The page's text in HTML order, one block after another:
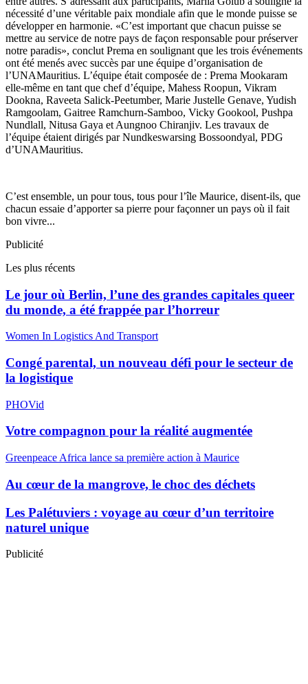
nécessité d’une véritable paix mondiale afin que le monde puisse se
développer en harmonie. «C’est important que chacun puisse se
mettre au service de notre pays de façon responsable pour préserver
notre paradis», conclut Prema en soulignant que les trois événements
ont été menés avec succès par une équipe d’organisation de
l’UNAMauritius. L’équipe était composée de : Prema Mookaram
elle-même en tant que chef d’équipe, Mahess Roopun, Vikram
Dookna, Raveeta Salick-Peetumber, Marie Justelle Genave, Yudish
Ramgoolam, Gaitree Ramchurn-Samboo, Vicky Gookool, Pushpa
Nundlall, Nitusa Gaya et Aungnoo Chiranjiv. Les travaux de
l’équipe étaient dirigés par Nundkeswarsing Bossoondyal, PDG
d’UNAMauritius.
C’est ensemble, un pour tous, tous pour l’île Maurice, disent-ils, que
chacun essaie d’apporter sa pierre pour façonner un pays où il fait
bon vivre...
Publicité
Les plus récents
Le jour où Berlin, l’une des grandes capitales queer
du monde, a été frappée par l’horreur
Women In Logistics And Transport
Congé parental, un nouveau défi pour le secteur de
la logistique
PHOVid
Votre compagnon pour la réalité augmentée
Greenpeace Africa lance sa première action à Maurice
Au cœur de la mangrove, le choc des déchets
Les Palétuviers : voyage au cœur d’un territoire
naturel unique
Publicité